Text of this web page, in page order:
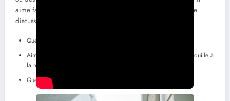
aime faire pendant son temps libre peut ouvrir la porte à une
discussion passionnante. Exemples de questions à poser :
Quel est le dernier livre que vous avez lu ?
Aimez-vous sortir au cinéma ou préféreriez-vous une soirée tranquille à
la maison ?
Quel est votre plat préféré et pourquoi ?